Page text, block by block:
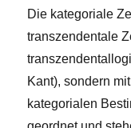
Die kategoriale
transzendentale
Kant), sondern
kategorialen